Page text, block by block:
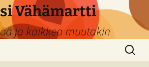
Vähämartti
ja kaikkea muutakin
Haku: